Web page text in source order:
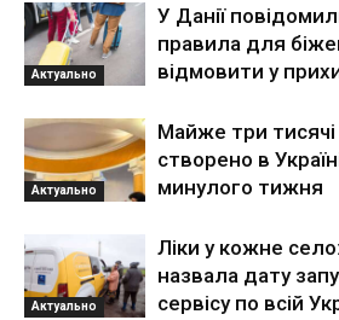
Актуально
У Данії
правила для
відмовити у
Актуально
Майже три
створено в
минулого тижня
Актуально
Ліки у кожне
назвала дату
сервісу по всій